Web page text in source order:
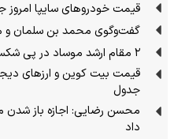
قیمت خودرو‌های سایپا امروز جمعه ۱۶ مرداد
گفت‌وگوی محمد بن سلمان و
۲ مقام‌ ارشد موساد در پی شکست توطئه علیه ایران برکنار شدند
جدول
محسن رضایی: اجازه باز شدن
داد